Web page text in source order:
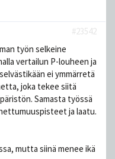
#23542
työn selkeine
vertailun P-louheen ja
ei ymmärretä
joka tekee siitä
Samasta työssä
ja laatu.
mutta siinä menee ikä